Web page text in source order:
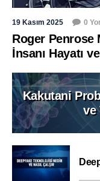
19 Kasım 2025 0
Roger
İnsanı Hayatı
Kakutani
ve